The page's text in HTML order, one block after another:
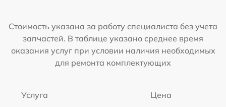
Стоимость указана за работу специалиста без учета
запчастей. В таблице указано среднее время
оказания услуг при условии наличия необходимых
для ремонта комплектующих
Услуга Цена